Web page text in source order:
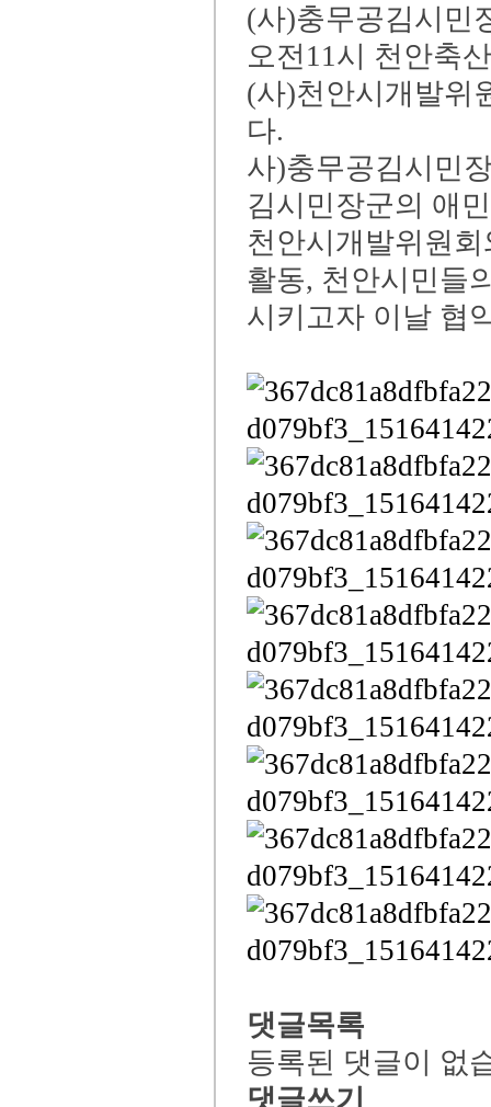
(사)충무공김시민
오전11시 천안축
(사)천안시개발위
다.
사)충무공김시민
김시민장군의 애
천안시개발위원
활동, 천안시민들
시키고자 이날 협
댓글목록
등록된 댓글이 없
댓글쓰기